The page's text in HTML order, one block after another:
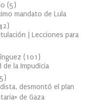
(5)
mandato de Lula
)
| Lecciones para
(101 )
de la Impudicia
)
desmontó el plan
de Gaza